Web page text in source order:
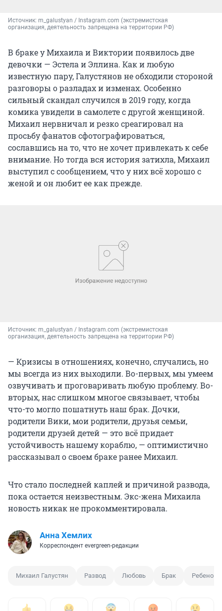
Источник: m_galustyan / Instagram.com (экстремистская
организация, деятельность запрещена на территории РФ)
В браке у Михаила и Виктории появилось две
девочки — Эстела и Эллина. Как и любую
известную пару, Галустянов не обходили стороной
разговоры о разладах и изменах. Особенно
сильный скандал случился в 2019 году, когда
комика увидели в самолете с другой женщиной.
Михаил нервничал и резко среагировал на
просьбу фанатов сфотографироваться,
сославшись на то, что не хочет привлекать к себе
внимание. Но тогда вся история затихла, Михаил
выступил с сообщением, что у них всё хорошо с
женой и он любит ее как прежде.
Источник: m_galustyan / Instagram.com (экстремистская
организация, деятельность запрещена на территории РФ)
— Кризисы в отношениях, конечно, случались, но
мы всегда из них выходили. Во-первых, мы умеем
озвучивать и проговаривать любую проблему. Во-
вторых, нас слишком многое связывает, чтобы
что-то могло пошатнуть наш брак. Дочки,
родители Вики, мои родители, друзья семьи,
родители друзей детей — это всё придает
устойчивость нашему кораблю, — оптимистично
рассказывал о своем браке ранее Михаил.
Что стало последней каплей и причиной развода,
пока остается неизвестным. Экс-жена Михаила
новость никак не прокомментировала.
Анна Хемлих
Корреспондент evergreen-редакции
Михаил Галустян Развод Любовь Брак Ребенок